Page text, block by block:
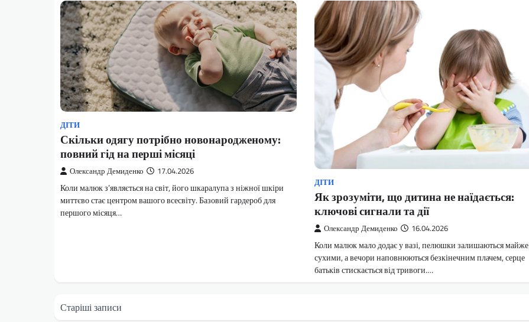
ДІТИ
Скільки одягу потрібно новонародженому:
повний гід на перші місяці
Олександр Демиденко 17.04.2026
Коли малюк з’являється на світ, його шкаралупа з ніжної шкіри
миттєво стає центром вашого всесвіту. Базовий гардероб для
першого місяця…
ДІТИ
Як зрозуміти, що дитина не наїдається:
ключові сигнали та дії
Олександр Демиденко 16.04.2026
Коли малюк мало додає у вазі, пелюшки залишаються майже
сухими, а вечори наповнюються безкінечним плачем, серце
батьків стискається від тривоги.…
Навігація
Старіші записи